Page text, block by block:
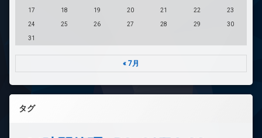
17 18 19 20 21 22 23
24 25 26 27 28 29 30
31
« 7月
タグ